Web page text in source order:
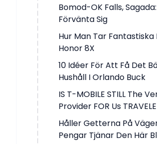
Bomod-OK Falls,
Förvänta Sig
Hur Man Tar
Honor 8X
10 Idéer För Att Få Det
Hushåll I Orlando Buck
IS T-MOBILE STILL The
Provider FOR Us
Håller Getterna På
Pengar Tjänar Den Här